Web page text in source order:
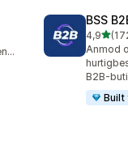
Gratis abonnement tilgængeligt
BSS
4,9ud af
172
Anmod
B2B-
Built